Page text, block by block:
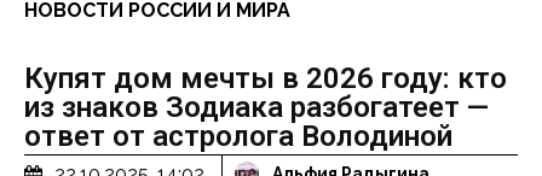
НОВОСТИ РОССИИ И МИРА
Купят дом мечты в 2026 году: кто
из знаков Зодиака разбогатеет —
ответ от астролога Володиной